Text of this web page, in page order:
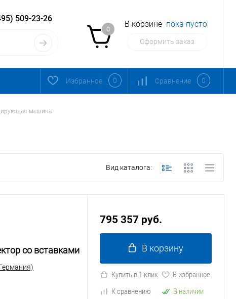
509-23-26
0
В корзине пока пусто
Оформить заказ
Избранное 0 Сравнение 0
машина
Вид каталога:
со вставками
795 357 руб.
В корзину
Купить в 1 клик
В избранное
К сравнению
В наличии